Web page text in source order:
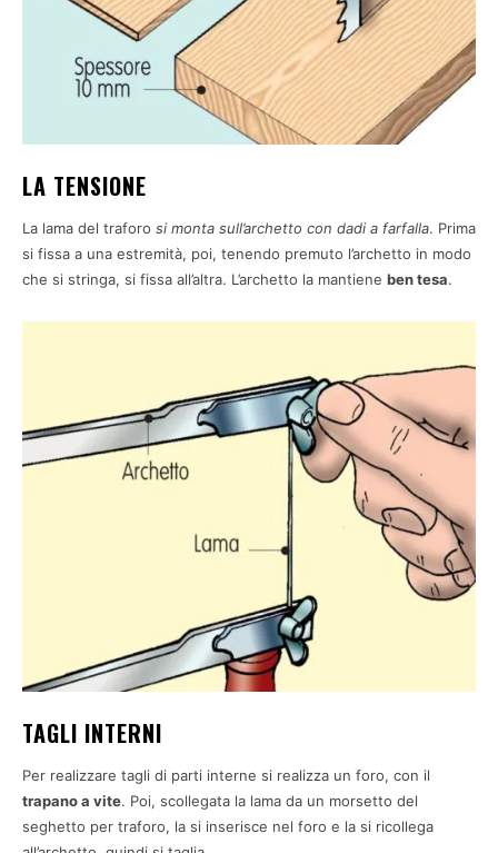
LA TENSIONE
La lama del traforo si monta sull’archetto con dadi a farfalla. Prima
si fissa a una estremità, poi, tenendo premuto l’archetto in modo
che si stringa, si fissa all’altra. L’archetto la mantiene ben tesa.
TAGLI INTERNI
Per realizzare tagli di parti interne si realizza un foro, con il
trapano a vite. Poi, scollegata la lama da un morsetto del
seghetto per traforo, la si inserisce nel foro e la si ricollega